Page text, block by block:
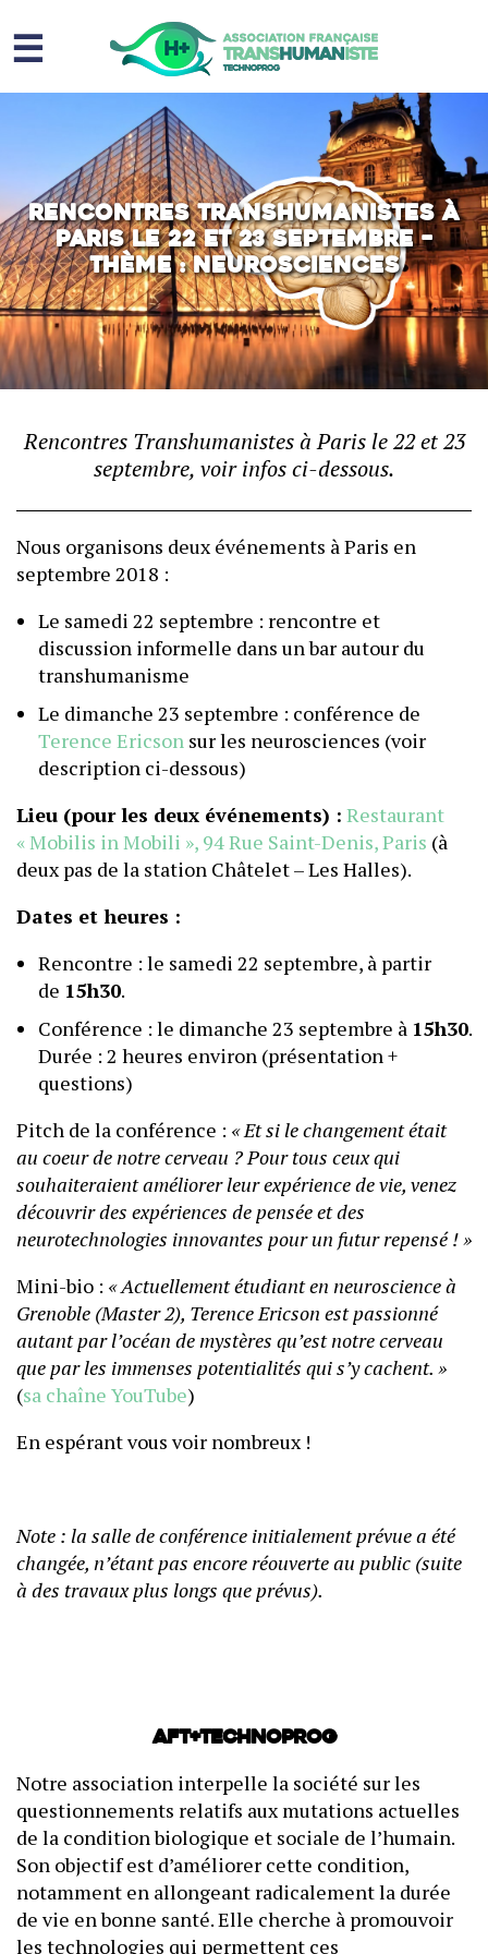
☰
Homme augmenté
Immortalité ?
Question sociale
Risques
L’association
Contact
Rencontres Transhumanistes à
Paris le 22 et 23 septembre –
Thème : Neurosciences
Rencontres Transhumanistes à Paris le 22 et 23
septembre, voir infos ci-dessous.
Nous organisons deux événements à Paris en
septembre 2018 :
Le samedi 22 septembre : rencontre et
discussion informelle dans un bar autour du
transhumanisme
Le dimanche 23 septembre : conférence de
Terence Ericson sur les neurosciences (voir
description ci-dessous)
Lieu (pour les deux événements) : Restaurant
« Mobilis in Mobili », 94 Rue Saint-Denis, Paris (à
deux pas de la station Châtelet – Les Halles).
Dates et heures :
Rencontre : le samedi 22 septembre, à partir
de 15h30.
Conférence : le dimanche 23 septembre à 15h30.
Durée : 2 heures environ (présentation +
questions)
Pitch de la conférence : « Et si le changement était
au coeur de notre cerveau ? Pour tous ceux qui
souhaiteraient améliorer leur expérience de vie, venez
découvrir des expériences de pensée et des
neurotechnologies innovantes pour un futur repensé ! »
Mini-bio : « Actuellement étudiant en neuroscience à
Grenoble (Master 2), Terence Ericson est passionné
autant par l’océan de mystères qu’est notre cerveau
que par les immenses potentialités qui s’y cachent. »
(sa chaîne YouTube)
En espérant vous voir nombreux !
Note : la salle de conférence initialement prévue a été
changée, n’étant pas encore réouverte au public (suite
à des travaux plus longs que prévus).
AFT+Technoprog
Notre association interpelle la société sur les
questionnements relatifs aux mutations actuelles
de la condition biologique et sociale de l’humain.
Son objectif est d’améliorer cette condition,
notamment en allongeant radicalement la durée
de vie en bonne santé. Elle cherche à promouvoir
les technologies qui permettent ces